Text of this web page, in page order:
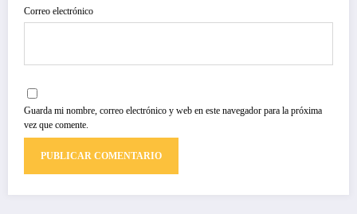
Correo electrónico
Guarda mi nombre, correo electrónico y web en este navegador para la próxima
vez que comente.